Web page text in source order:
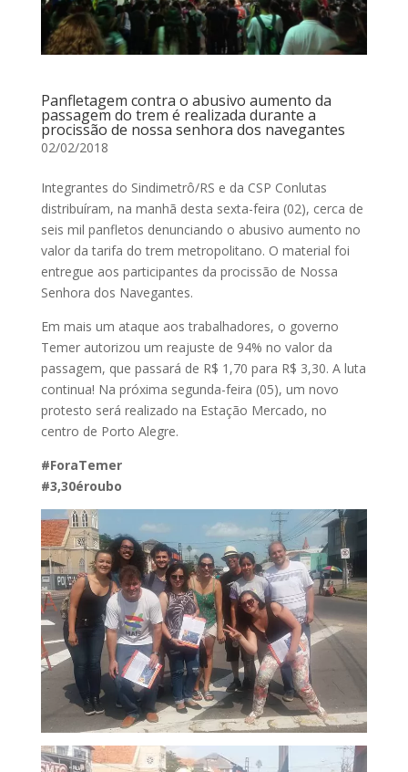
Panfletagem contra o abusivo aumento da
passagem do trem é realizada durante a
procissão de nossa senhora dos navegantes
02/02/2018
Integrantes do Sindimetrô/RS e da CSP Conlutas
distribuíram, na manhã desta sexta-feira (02), cerca de
seis mil panfletos denunciando o abusivo aumento no
valor da tarifa do trem metropolitano. O material foi
entregue aos participantes da procissão de Nossa
Senhora dos Navegantes.
Em mais um ataque aos trabalhadores, o governo
Temer autorizou um reajuste de 94% no valor da
passagem, que passará de R$ 1,70 para R$ 3,30. A luta
continua! Na próxima segunda-feira (05), um novo
protesto será realizado na Estação Mercado, no
centro de Porto Alegre.
#ForaTemer
#3,30éroubo